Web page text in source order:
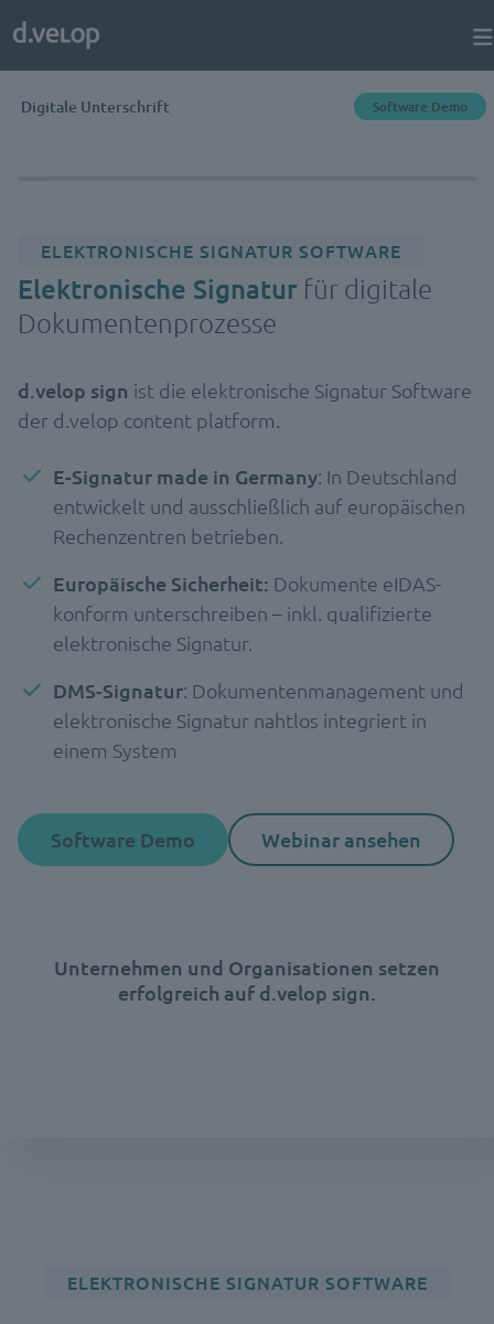
Digitale Unterschrift Software Demo
ELEKTRONISCHE SIGNATUR SOFTWARE
Elektronische Signatur für digitale
Dokumentenprozesse
d.velop sign ist die elektronische Signatur Software
der d.velop content platform.
E-Signatur made in Germany: In Deutschland
entwickelt und ausschließlich auf europäischen
Rechenzentren betrieben.
Europäische Sicherheit: Dokumente eIDAS-
konform unterschreiben – inkl. qualifizierte
elektronische Signatur.
DMS-Signatur: Dokumentenmanagement und
elektronische Signatur nahtlos integriert in
einem System
Software Demo Webinar ansehen
Unternehmen und Organisationen setzen
erfolgreich auf d.velop sign.
ELEKTRONISCHE SIGNATUR SOFTWARE